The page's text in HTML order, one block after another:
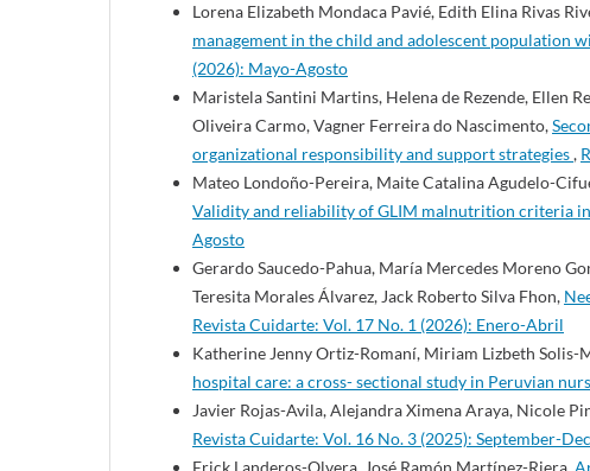
Lorena Elizabeth Mondaca Pavié, Edith Elina Rivas
management in the child and adolescent population
(2026): Mayo-Agosto
Maristela Santini Martins, Helena de Rezende, Ellen
Oliveira Carmo, Vagner Ferreira do Nascimento,
organizational responsibility and support strategies,
Mateo Londoño-Pereira, Maite Catalina Agudelo-
Validity and reliability of GLIM malnutrition criteria
Agosto
Gerardo Saucedo-Pahua, María Mercedes Moreno
Teresita Morales Álvarez, Jack Roberto Silva Fhon,
Revista Cuidarte: Vol. 17 No. 1 (2026): Enero-Abril
Katherine Jenny Ortiz-Romaní, Miriam Lizbeth
hospital care: a cross- sectional study in Peruvian
Javier Rojas-Avila, Alejandra Ximena Araya, Nicole
Revista Cuidarte: Vol. 16 No. 3 (2025): September-